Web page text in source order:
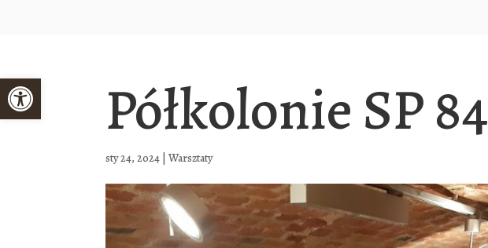
Open toolbar Półkolonie SP 84
sty 24, 2024 |Warsztaty